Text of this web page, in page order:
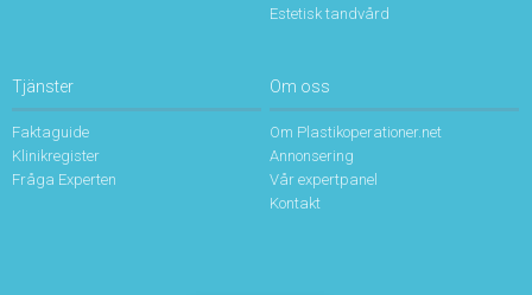
Estetisk tandvård
Tjänster
Faktaguide
Klinikregister
Fråga Experten
Om oss
Om Plastikoperationer.net
Annonsering
Vår expertpanel
Kontakt